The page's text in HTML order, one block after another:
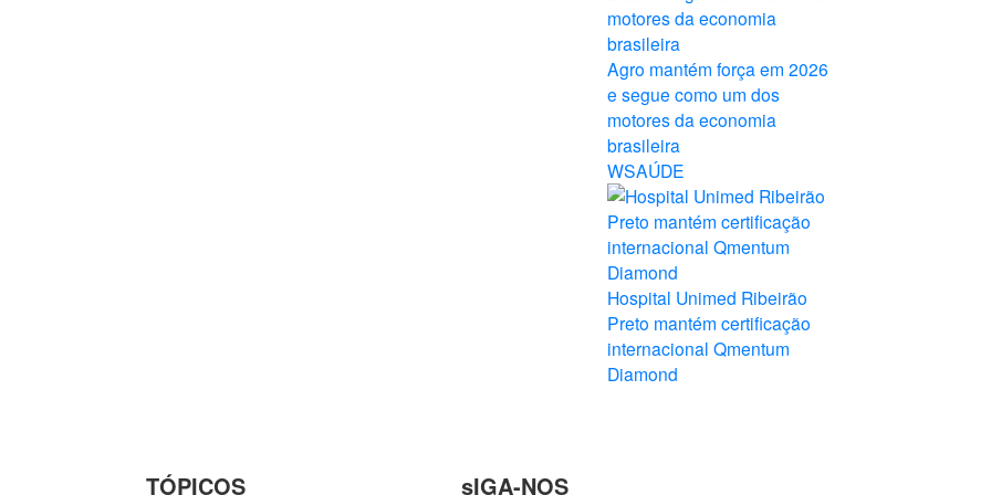
Agro mantém força em 2026
e segue como um dos
motores da economia
brasileira
WSAÚDE
Hospital Unimed Ribeirão
Preto mantém certificação
internacional Qmentum
Diamond
TÓPICOS sIGA-NOS